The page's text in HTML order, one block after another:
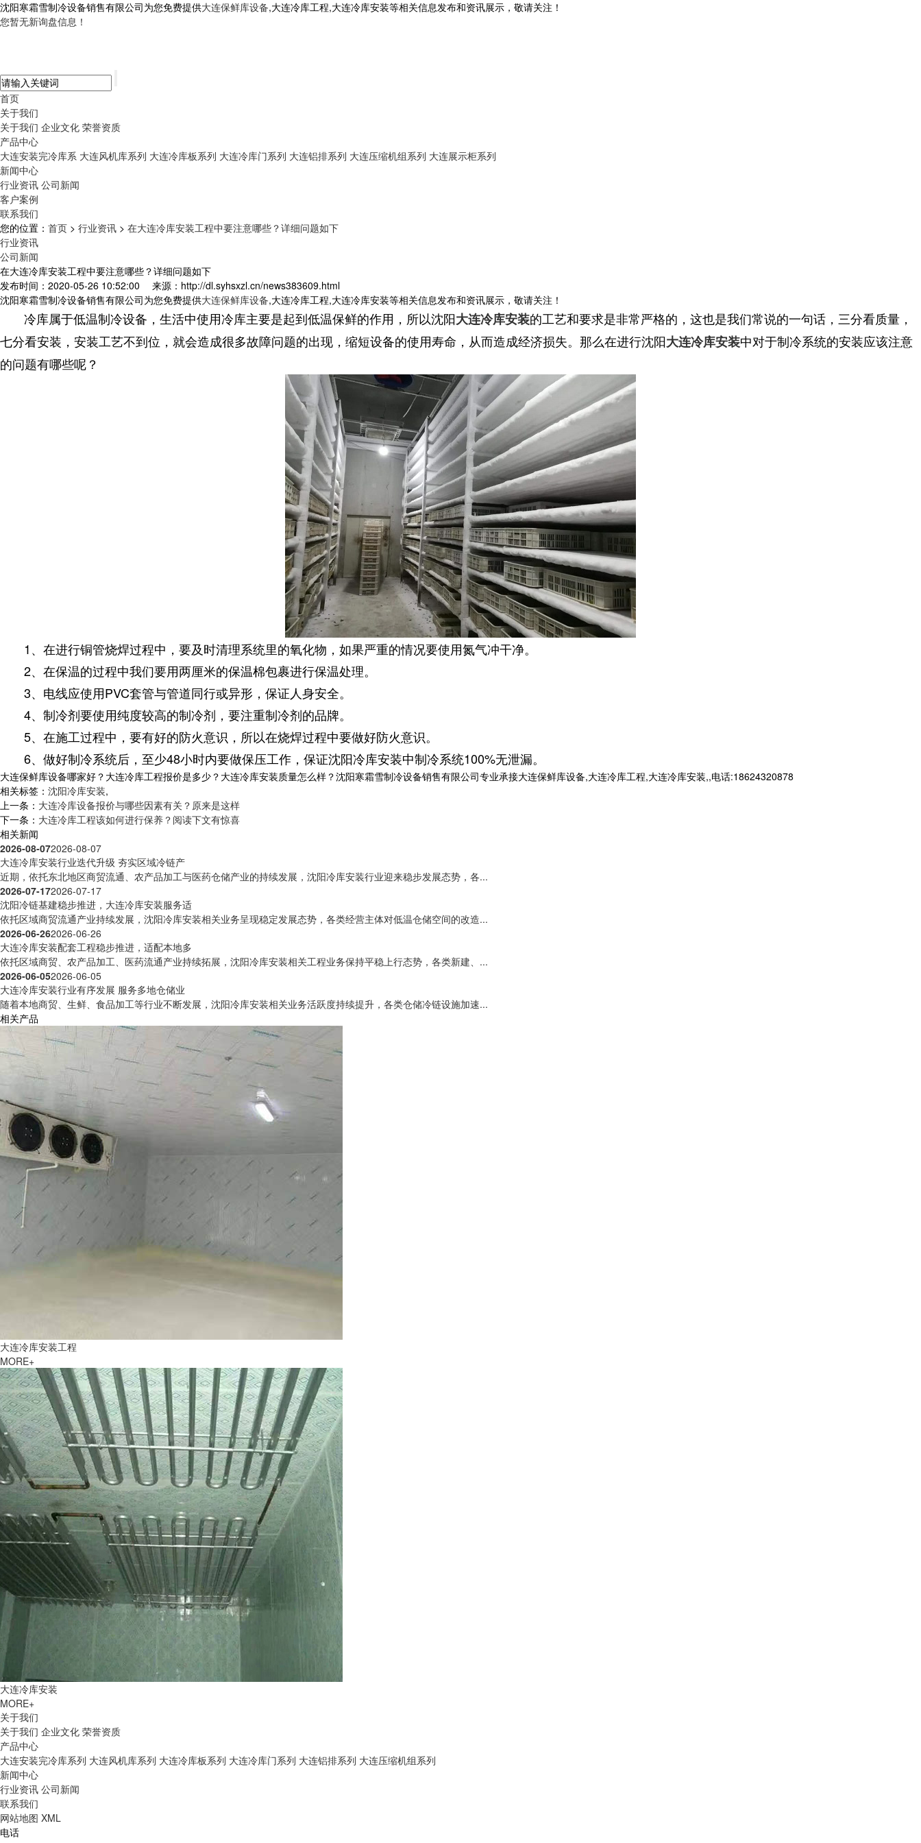
沈阳寒霜雪制冷设备销售有限公司为您免费提供大连保鲜库设备,大连冷库工程,大连冷库安装等相关信息发布和资讯展示，敬请关注！
您暂无新询盘信息！
首页
关于我们
关于我们 企业文化 荣誉资质
产品中心
大连安装完冷库系 大连风机库系列 大连冷库板系列 大连冷库门系列 大连铝排系列 大连压缩机组系列 大连展示柜系列
新闻中心
行业资讯 公司新闻
客户案例
联系我们
您的位置： 首页 > 行业资讯 > 在大连冷库安装工程中要注意哪些？详细问题如下
行业资讯
公司新闻
在大连冷库安装工程中要注意哪些？详细问题如下
发布时间：2020-05-26 10:52:00
来源：http://dl.syhsxzl.cn/news383609.html
沈阳寒霜雪制冷设备销售有限公司为您免费提供大连保鲜库设备,大连冷库工程,大连冷库安装等相关信息发布和资讯展示，敬请关注！
冷库属于低温制冷设备，生活中使用冷库主要是起到低温保鲜的作用，所以沈阳大连冷库安装的工艺和要求是非常严格的，这也是我们常说的一句话，三分看质量，
七分看安装，安装工艺不到位，就会造成很多故障问题的出现，缩短设备的使用寿命，从而造成经济损失。那么在进行沈阳大连冷库安装中对于制冷系统的安装应该注意
的问题有哪些呢？
1、在进行铜管烧焊过程中，要及时清理系统里的氧化物，如果严重的情况要使用氮气冲干净。
2、在保温的过程中我们要用两厘米的保温棉包裹进行保温处理。
3、电线应使用PVC套管与管道同行或异形，保证人身安全。
4、制冷剂要使用纯度较高的制冷剂，要注重制冷剂的品牌。
5、在施工过程中，要有好的防火意识，所以在烧焊过程中要做好防火意识。
6、做好制冷系统后，至少48小时内要做保压工作，保证沈阳冷库安装中制冷系统100%无泄漏。
大连保鲜库设备哪家好？大连冷库工程报价是多少？大连冷库安装质量怎么样？沈阳寒霜雪制冷设备销售有限公司专业承接大连保鲜库设备,大连冷库工程,大连冷库安装,,电话:18624320878
相关标签： 沈阳冷库安装,
上一条： 大连冷库设备报价与哪些因素有关？原来是这样
下一条： 大连冷库工程该如何进行保养？阅读下文有惊喜
相关新闻
2026-08-072026-08-07
大连冷库安装行业迭代升级 夯实区域冷链产
近期，依托东北地区商贸流通、农产品加工与医药仓储产业的持续发展，沈阳冷库安装行业迎来稳步发展态势，各...
2026-07-172026-07-17
沈阳冷链基建稳步推进，大连冷库安装服务适
依托区域商贸流通产业持续发展，沈阳冷库安装相关业务呈现稳定发展态势，各类经营主体对低温仓储空间的改造...
2026-06-262026-06-26
大连冷库安装配套工程稳步推进，适配本地多
依托区域商贸、农产品加工、医药流通产业持续拓展，沈阳冷库安装相关工程业务保持平稳上行态势，各类新建、...
2026-06-052026-06-05
大连冷库安装行业有序发展 服务多地仓储业
随着本地商贸、生鲜、食品加工等行业不断发展，沈阳冷库安装相关业务活跃度持续提升，各类仓储冷链设施加速...
相关产品
大连冷库安装工程
MORE+
大连冷库安装
MORE+
关于我们
关于我们 企业文化 荣誉资质
产品中心
大连安装完冷库系列 大连风机库系列 大连冷库板系列 大连冷库门系列 大连铝排系列 大连压缩机组系列
新闻中心
行业资讯 公司新闻
联系我们
网站地图 XML
电话